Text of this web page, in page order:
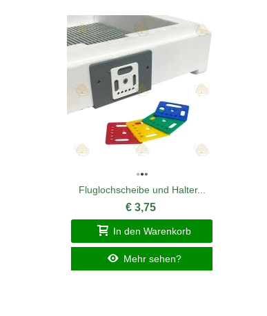
Fluglochscheibe und Halter...
€ 3,75
In den Warenkorb
Mehr sehen?